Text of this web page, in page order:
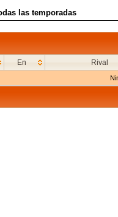
las temporadas
En Rival